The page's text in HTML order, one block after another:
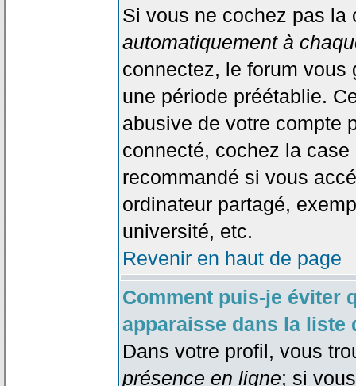
Si vous ne cochez pas
automatiquement à
connectez, le forum vous
une période préétablie.
abusive de votre compte
connecté, cochez la
recommandé si vous
ordinateur partagé,
université, etc.
Revenir en haut de page
Comment puis-je éviter
apparaisse dans la liste
Dans votre profil, vous
présence en ligne; si